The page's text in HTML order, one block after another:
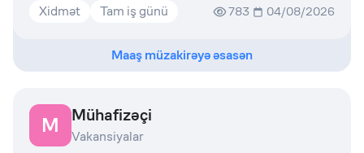
Xidmət Tam iş günü 783 04/08/2026
Maaş müzakirəyə əsasən
M Mühafizəçi
Vakansiyalar